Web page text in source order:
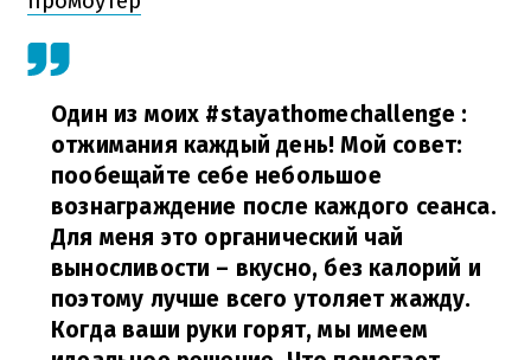
Один из моих #stayathomechallenge :
отжимания каждый день! Мой совет:
пообещайте себе небольшое
вознаграждение после каждого сеанса.
Для меня это органический чай
выносливости – вкусно, без калорий и
поэтому лучше всего утоляет жажду.
Когда ваши руки горят, мы имеем